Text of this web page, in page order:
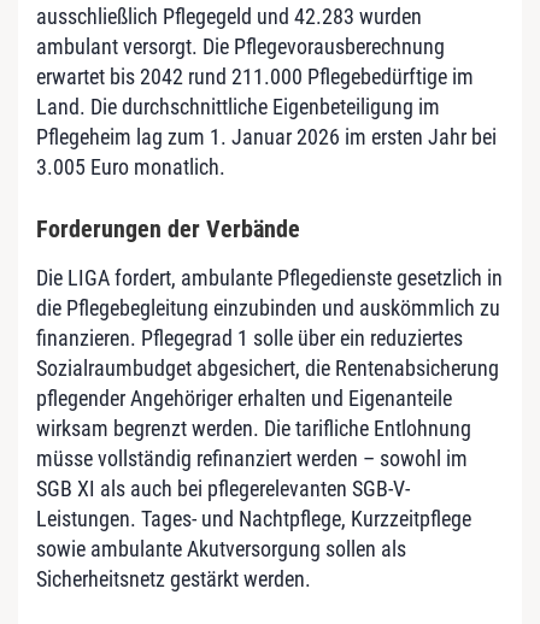
ausschließlich Pflegegeld und 42.283 wurden
ambulant versorgt. Die Pflegevorausberechnung
erwartet bis 2042 rund 211.000 Pflegebedürftige im
Land. Die durchschnittliche Eigenbeteiligung im
Pflegeheim lag zum 1. Januar 2026 im ersten Jahr bei
3.005 Euro monatlich.
Forderungen der Verbände
Die LIGA fordert, ambulante Pflegedienste gesetzlich in
die Pflegebegleitung einzubinden und auskömmlich zu
finanzieren. Pflegegrad 1 solle über ein reduziertes
Sozialraumbudget abgesichert, die Rentenabsicherung
pflegender Angehöriger erhalten und Eigenanteile
wirksam begrenzt werden. Die tarifliche Entlohnung
müsse vollständig refinanziert werden – sowohl im
SGB XI als auch bei pflegerelevanten SGB-V-
Leistungen. Tages- und Nachtpflege, Kurzzeitpflege
sowie ambulante Akutversorgung sollen als
Sicherheitsnetz gestärkt werden.